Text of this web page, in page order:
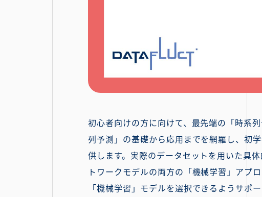
初心者向けの方に向けて、最先端の「時系
列予測」の基礎から応用までを網羅し、初
供します。実際のデータセットを用いた具
トワークモデルの両方の「機械学習」アプ
「機械学習」モデルを選択できるようサポ